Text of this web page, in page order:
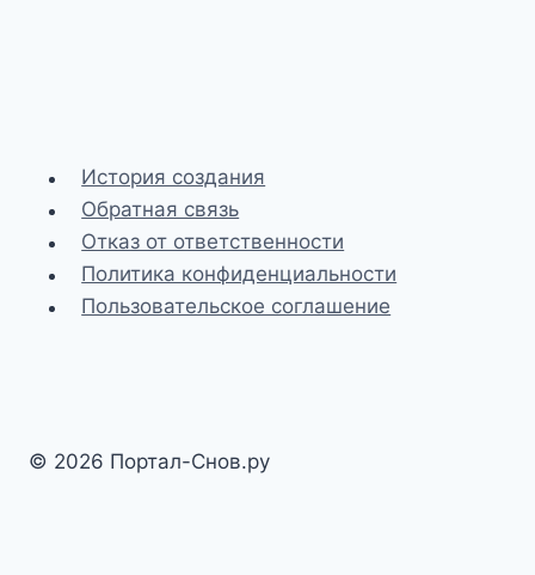
История создания
Обратная связь
Отказ от ответственности
Политика конфиденциальности
Пользовательское соглашение
© 2026 Портал-Снов.ру